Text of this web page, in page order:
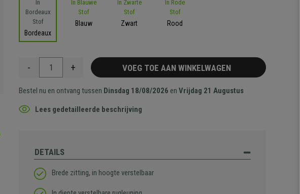
Bordeaux
Blauw Zwart Rood
- + VOEG TOE AAN WINKELWAGEN
Bestel nu en ontvang tussen Dinsdag 18/08/2026 enVrijdag 21 Augustus
Lees gedetailleerde beschrijving
DETAILS
Brede zitting, in hoogte verstelbaar